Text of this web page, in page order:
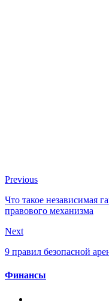
Previous
Что такое независимая
правового механизма
Next
9 правил безопасной
Финансы